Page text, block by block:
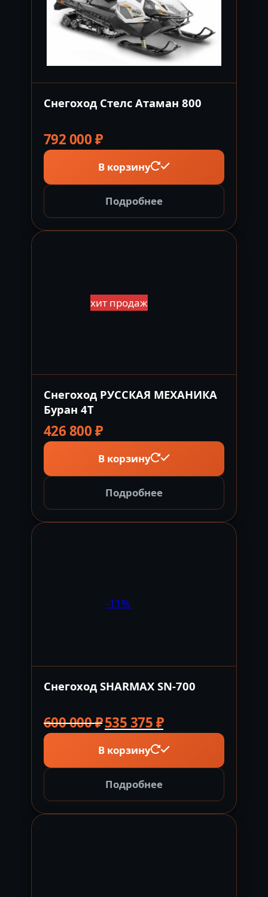
Снегоход Стелс Атаман 800
792 000₽
В корзину
Подробнее
хит продаж
Снегоход РУССКАЯ МЕХАНИКА
Буран 4Т
426 800₽
В корзину
Подробнее
-11%
Снегоход SHARMAX SN-700
600 000₽ Первоначальная
цена
составляла
600
000 ₽.
535 375₽Текущая
цена:
535
375 ₽.
В корзину
Подробнее